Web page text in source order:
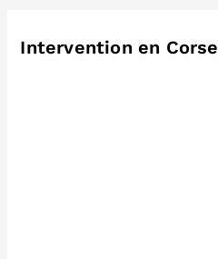
Intervention en Corse